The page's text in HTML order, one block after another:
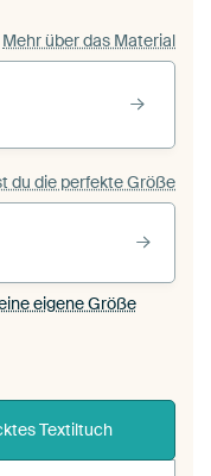
Mehr über das Material
du die perfekte Größe
eigene Größe
Textiltuch